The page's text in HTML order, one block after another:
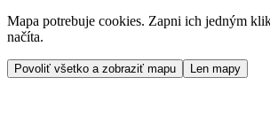
Mapa potrebuje cookies. Zapni ich jedným
načíta.
Povoliť všetko a zobraziť mapu Len mapy